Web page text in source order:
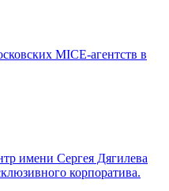
MICE-агентств в
имени Сергея Дягилева
корпоратива.